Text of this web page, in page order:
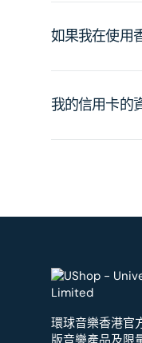
如果我在使用
我的信用卡的
環球音樂香港官